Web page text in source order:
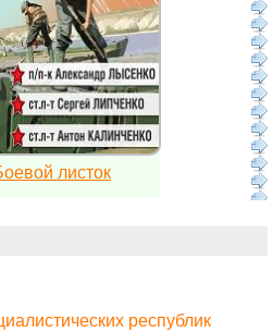
листок
республик